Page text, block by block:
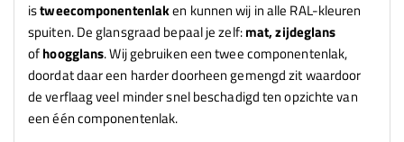
istweecomponentenlaken kunnen wij in alle RAL-kleuren
spuiten. De glansgraad bepaal je zelf:mat, zijdeglans
ofhoogglans. Wij gebruiken een twee componentenlak,
doordat daar een harder doorheen gemengd zit waardoor
de verflaag veel minder snel beschadigd ten opzichte van
een één componentenlak.